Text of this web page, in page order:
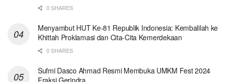
0 SHARES
Menyambut HUT Ke-81 Republik Indonesia: Kembalilah ke
Khittah Proklamasi dan Cita-Cita Kemerdekaan
0 SHARES
Sufmi Dasco Ahmad Resmi Membuka UMKM Fest 2024
Fraksi Gerindra